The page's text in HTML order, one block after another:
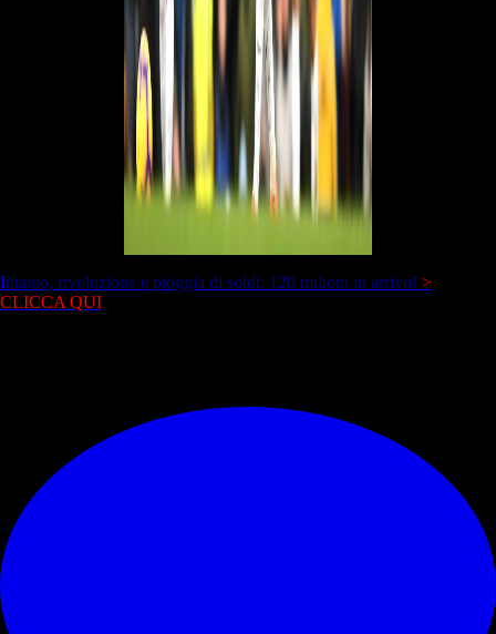
Intanto, rivoluzione e pioggia di soldi: 120 milioni in arrivo! >
CLICCA QUI